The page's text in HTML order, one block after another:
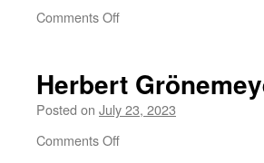
Comments Offon
Herbert
Posted on July 23, 2023
Comments Offon